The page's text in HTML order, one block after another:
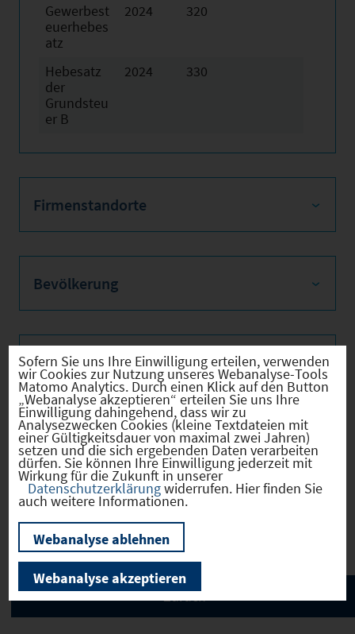
Gewerbest
euerhebes
atz
2024 320
Hebesatz
der
Grundsteu
er B
2024 330
Firmenstandorte
Bevölkerung
Sozialvers. Beschäftigte
Verkehrsinfrastruktur
Kommunale Infrastruktur
Sofern Sie uns Ihre Einwilligung erteilen, verwenden
wir Cookies zur Nutzung unseres Webanalyse-Tools
Matomo Analytics. Durch einen Klick auf den Button
„Webanalyse akzeptieren“ erteilen Sie uns Ihre
Einwilligung dahingehend, dass wir zu
Analysezwecken Cookies (kleine Textdateien mit
einer Gültigkeitsdauer von maximal zwei Jahren)
setzen und die sich ergebenden Daten verarbeiten
dürfen. Sie können Ihre Einwilligung jederzeit mit
Wirkung für die Zukunft in unserer
Datenschutzerklärungwiderrufen. Hier finden Sie
auch weitere Informationen.
Webanalyse ablehnen
Webanalyse akzeptieren